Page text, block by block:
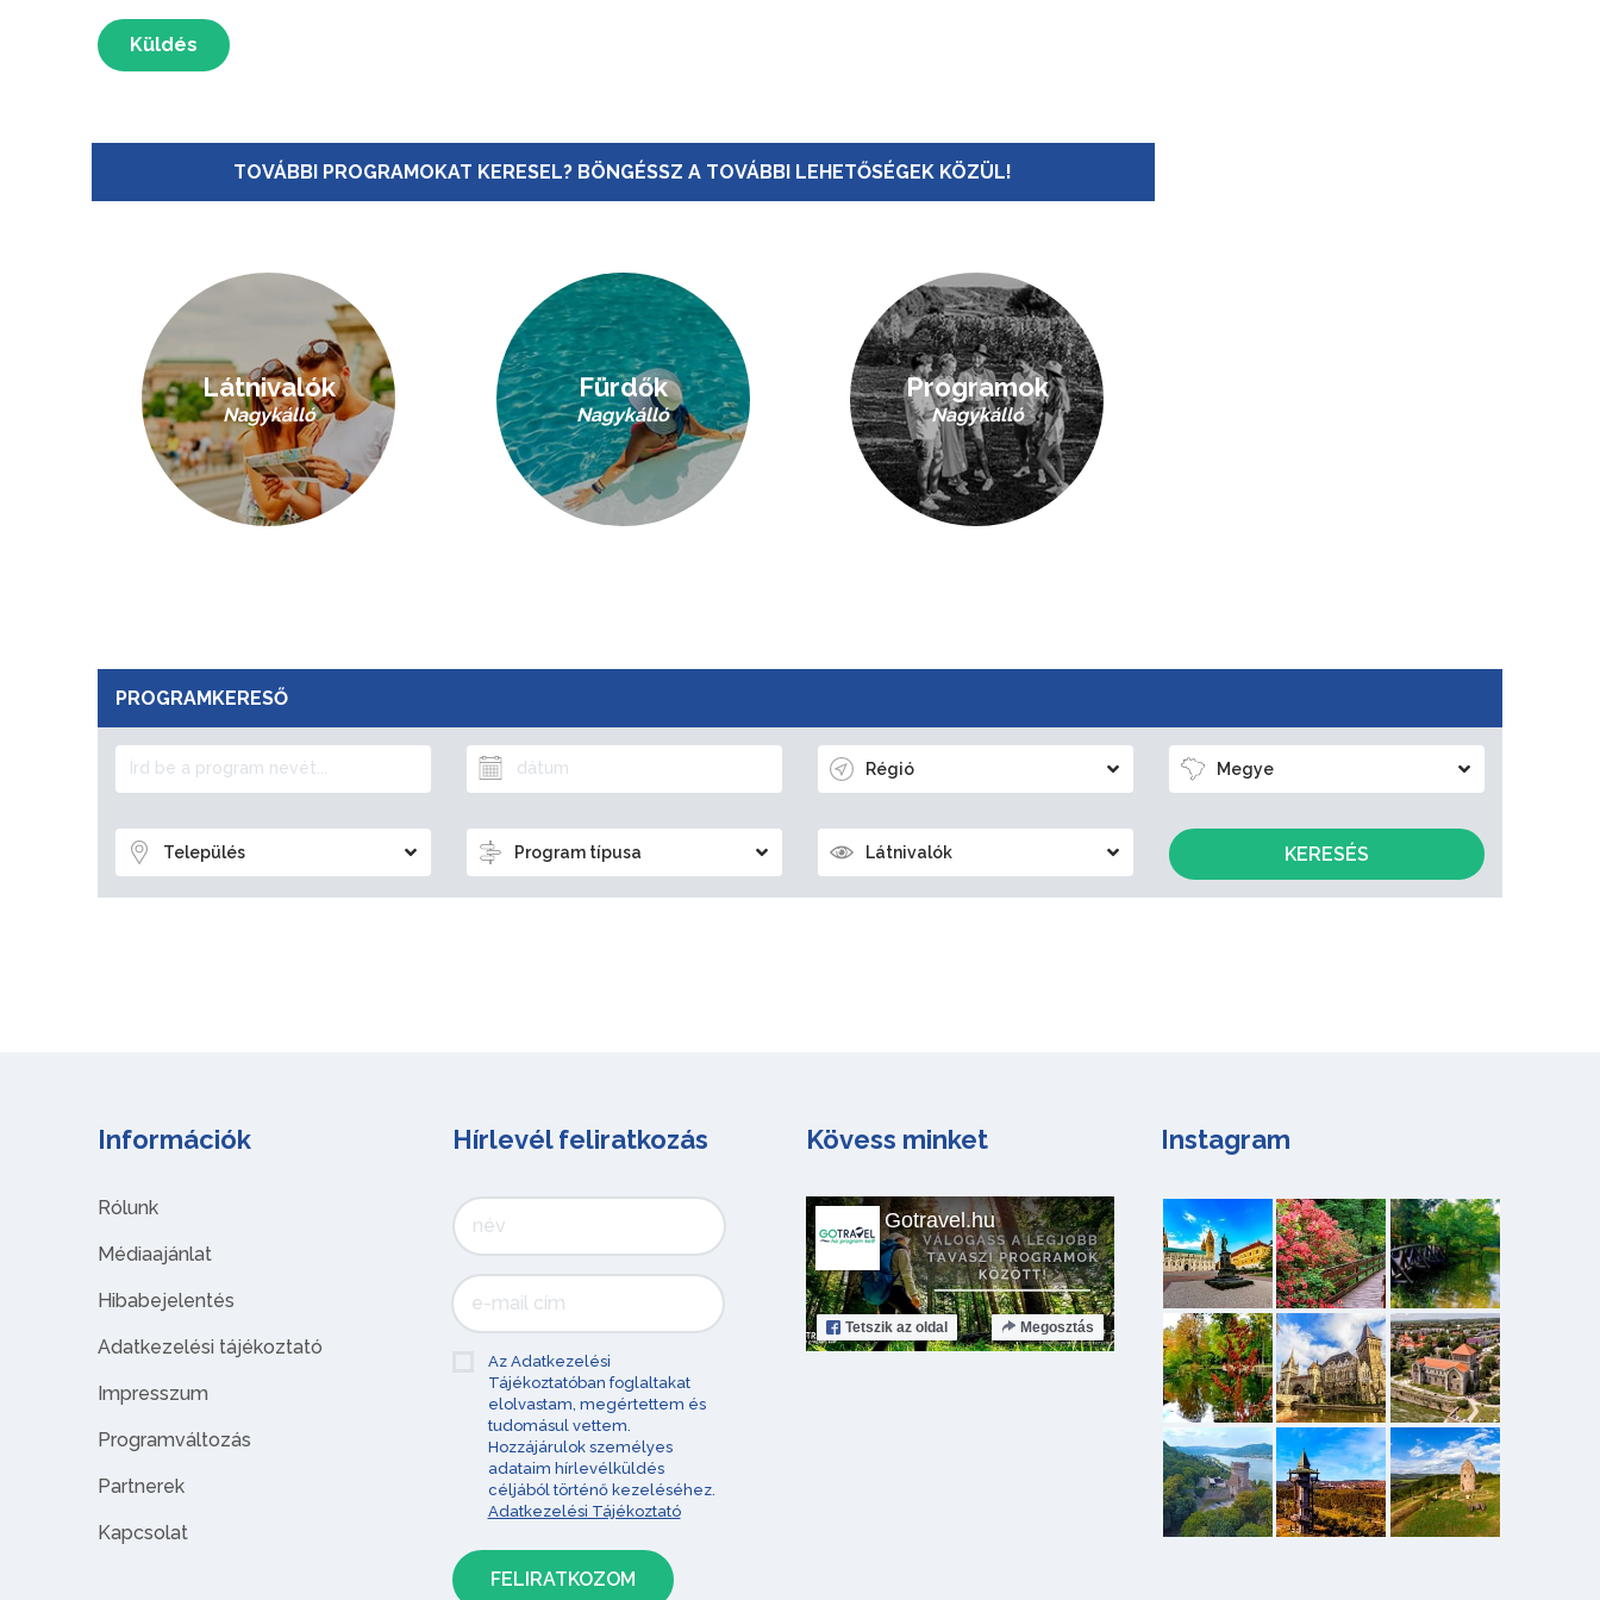
Küldés
TOVÁBBI PROGRAMOKAT KERESEL? BÖNGÉSSZ A TOVÁBBI LEHETŐSÉGEK KÖZÜL!
Látnivalók
Nagykálló
Fürdők
Nagykálló
Programok
Nagykálló
PROGRAMKERESŐ
Régió Megye
Település Program típusa Látnivalók KERESÉS
Információk
Rólunk
Médiaajánlat
Hibabejelentés
Adatkezelési tájékoztató
Impresszum
Programváltozás
Partnerek
Kapcsolat
Hírlevél feliratkozás
Az Adatkezelési
Tájékoztatóban foglaltakat
elolvastam, megértettem és
tudomásul vettem.
Hozzájárulok személyes
adataim hírlevélküldés
céljából történő kezeléséhez.
Adatkezelési Tájékoztató
Kövess minket
Gotravel.hu
Tetszik az oldal Megosztás
Instagram